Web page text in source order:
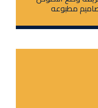
مطبوعه